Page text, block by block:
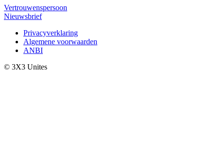
Vertrouwenspersoon
Nieuwsbrief
Privacyverklaring
Algemene voorwaarden
ANBI
© 3X3 Unites